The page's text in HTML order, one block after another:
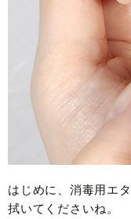
はじめに、消毒用エ
拭いてくださいね。